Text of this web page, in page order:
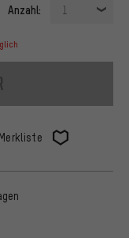
Anzahl: 1
Merkliste